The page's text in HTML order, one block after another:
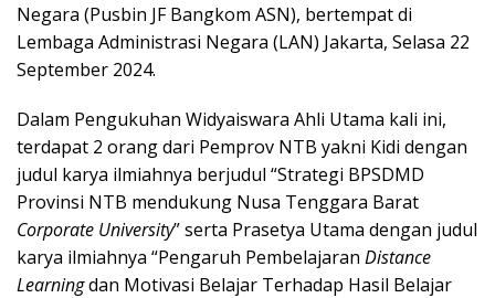
Negara (Pusbin JF Bangkom ASN), bertempat di
Lembaga Administrasi Negara (LAN) Jakarta, Selasa 22
September 2024.
Dalam Pengukuhan Widyaiswara Ahli Utama kali ini,
terdapat 2 orang dari Pemprov NTB yakni Kidi dengan
judul karya ilmiahnya berjudul “Strategi BPSDMD
Provinsi NTB mendukung Nusa Tenggara Barat
Corporate University” serta Prasetya Utama dengan judul
karya ilmiahnya “Pengaruh Pembelajaran Distance
Learningdan Motivasi Belajar Terhadap Hasil Belajar